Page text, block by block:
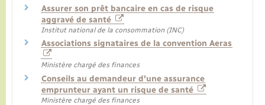
Assurer son prêt bancaire en cas de risque
aggravé de santé
Institut national de la consommation (INC)
Associations signataires de la convention Aeras
Ministère chargé des finances
Conseils au demandeur d'une assurance
emprunteur ayant un risque de santé
Ministère chargé des finances